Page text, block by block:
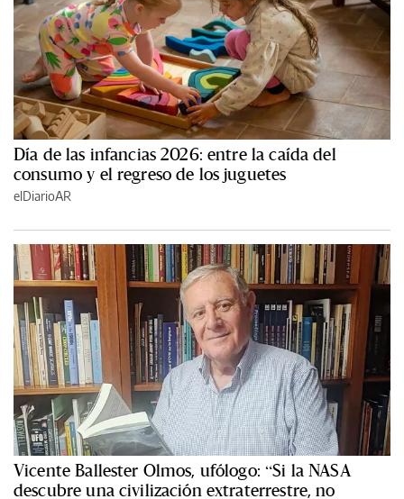
Día de las infancias 2026: entre la caída del
consumo y el regreso de los juguetes
elDiarioAR
Vicente Ballester Olmos, ufólogo: “Si la NASA
descubre una civilización extraterrestre, no